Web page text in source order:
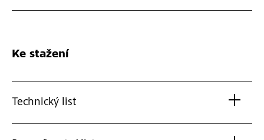
Ke stažení
Technický list